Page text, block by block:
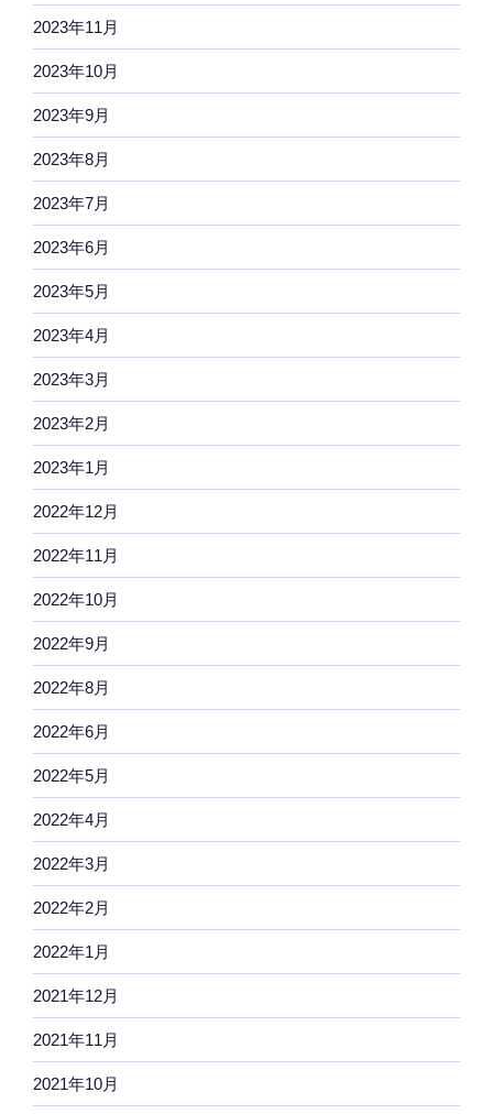
2023年11月
2023年10月
2023年9月
2023年8月
2023年7月
2023年6月
2023年5月
2023年4月
2023年3月
2023年2月
2023年1月
2022年12月
2022年11月
2022年10月
2022年9月
2022年8月
2022年6月
2022年5月
2022年4月
2022年3月
2022年2月
2022年1月
2021年12月
2021年11月
2021年10月